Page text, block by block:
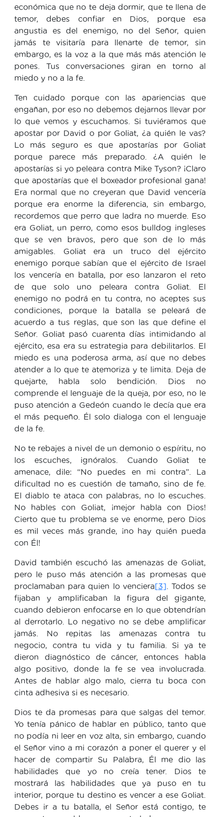
económica que no te deja dormir, que te llena de
temor, debes confiar en Dios, porque esa
angustia es del enemigo, no del Señor, quien
jamás te visitaría para llenarte de temor, sin
embargo, es la voz a la que más más atención le
pones. Tus conversaciones giran en torno al
miedo y no a la fe.
Ten cuidado porque con las apariencias que
engañan, por eso no debemos dejarnos llevar por
lo que vemos y escuchamos. Si tuviéramos que
apostar por David o por Goliat, ¿a quién le vas?
Lo más seguro es que apostarías por Goliat
porque parece más preparado. ¿A quién le
apostarías si yo peleara contra Mike Tyson? ¡Claro
que apostarías que el boxeador profesional gana!
Era normal que no creyeran que David vencería
porque era enorme la diferencia, sin embargo,
recordemos que perro que ladra no muerde. Eso
era Goliat, un perro, como esos bulldog ingleses
que se ven bravos, pero que son de lo más
amigables. Goliat era un truco del ejército
enemigo porque sabían que el ejército de Israel
los vencería en batalla, por eso lanzaron el reto
de que solo uno peleara contra Goliat. El
enemigo no podrá en tu contra, no aceptes sus
condiciones, porque la batalla se peleará de
acuerdo a tus reglas, que son las que define el
Señor. Goliat pasó cuarenta días intimidando al
ejército, esa era su estrategia para debilitarlos. El
miedo es una poderosa arma, así que no debes
atender a lo que te atemoriza y te limita. Deja de
quejarte, habla solo bendición. Dios no
comprende el lenguaje de la queja, por eso, no le
puso atención a Gedeón cuando le decía que era
el más pequeño. Él solo dialoga con el lenguaje
de la fe.
No te rebajes a nivel de un demonio o espíritu, no
los escuches, ignóralos. Cuando Goliat te
amenace, dile: “No puedes en mi contra”. La
dificultad no es cuestión de tamaño, sino de fe.
El diablo te ataca con palabras, no lo escuches.
No hables con Goliat, ¡mejor habla con Dios!
Cierto que tu problema se ve enorme, pero Dios
es mil veces más grande, ¡no hay quién pueda
con Él!
David también escuchó las amenazas de Goliat,
pero le puso más atención a las promesas que
proclamaban para quien lo venciera[3] . Todos se
fijaban y amplificaban la figura del gigante,
cuando debieron enfocarse en lo que obtendrían
al derrotarlo. Lo negativo no se debe amplificar
jamás. No repitas las amenazas contra tu
negocio, contra tu vida y tu familia. Si ya te
dieron diagnóstico de cáncer, entonces habla
algo positivo, donde la fe se vea involucrada.
Antes de hablar algo malo, cierra tu boca con
cinta adhesiva si es necesario.
Dios te da promesas para que salgas del temor.
Yo tenía pánico de hablar en público, tanto que
no podía ni leer en voz alta, sin embargo, cuando
el Señor vino a mi corazón a poner el querer y el
hacer de compartir Su Palabra, Él me dio las
habilidades que yo no creía tener. Dios te
mostrará las habilidades que ya puso en tu
interior, porque tu destino es vencer a ese Goliat.
Debes ir a tu batalla, el Señor está contigo, te